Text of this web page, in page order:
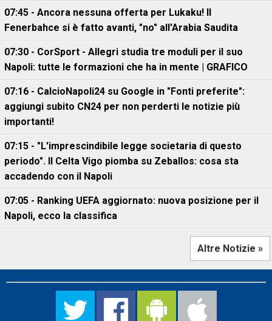
07:45 - Ancora nessuna offerta per Lukaku! Il
Fenerbahce si è fatto avanti, "no" all'Arabia Saudita
07:30 - CorSport - Allegri studia tre moduli per il suo
Napoli: tutte le formazioni che ha in mente | GRAFICO
07:16 - CalcioNapoli24 su Google in "Fonti preferite":
aggiungi subito CN24 per non perderti le notizie più
importanti!
07:15 - "L'imprescindibile legge societaria di questo
periodo". Il Celta Vigo piomba su Zeballos: cosa sta
accadendo con il Napoli
07:05 - Ranking UEFA aggiornato: nuova posizione per il
Napoli, ecco la classifica
Altre Notizie »